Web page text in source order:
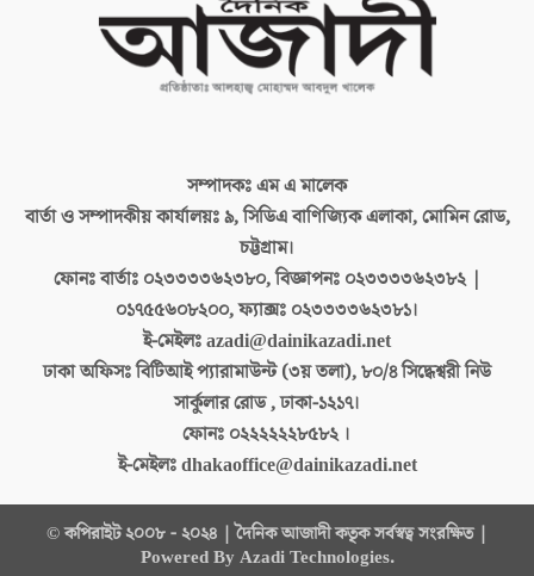
সম্পাদকঃএম এ মালেক
বার্তা ও সম্পাদকীয় কার্যালয়ঃ৯, সিডিএ বাণিজ্যিক এলাকা, মোমিন রোড,
চট্টগ্রাম।
ফোনঃ বার্তাঃ ০২৩৩৩৩৬২৩৮০, বিজ্ঞাপনঃ ০২৩৩৩৩৬২৩৮২ |
০১৭৫৫৬০৮২০০, ফ্যাক্সঃ ০২৩৩৩৩৬২৩৮১।
ই-মেইলঃazadi@dainikazadi.net
ঢাকা অফিসঃবিটিআই প্যারামাউন্ট (৩য় তলা), ৮০/৪ সিদ্ধেশ্বরী নিউ
সার্কুলার রোড , ঢাকা-১২১৭।
ফোনঃ ০২২২২২২৮৫৮২ ।
ই-মেইলঃdhakaoffice@dainikazadi.net
© কপিরাইট ২০০৮ - ২০২৪ | দৈনিক আজাদী কতৃক সর্বস্বত্ব সংরক্ষিত |
Powered By Azadi Technologies.